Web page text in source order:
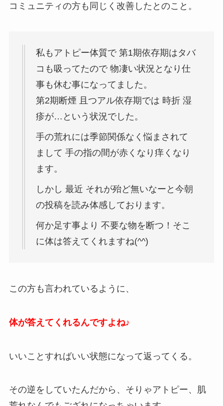
コミュニティの方も同じく改善したとのこと。
私もアトピー体質で 第1期依存期はタバ
コも吸ってたので 物凄い状況となり仕
事も休む事になってました。
第2期断煙 且つアル依存期では 時折 湿
疹が…という状況でした。
手の荒れには季節関係なく悩まされて
まして 手の指の間が赤くなり痒くなり
ます。
しかし 最近 それが殆ど無いなーと今朝
の投稿を読み体感しております。
何か足す事より 不要な物を断つ！そこ
に体は答えてくれますね(^^)
この方も言われているように、
体が答えてくれるんですよね♪
いいことすればいい状態になって返ってくる。
その逆をしていたんだから、そりゃアトピー、肌